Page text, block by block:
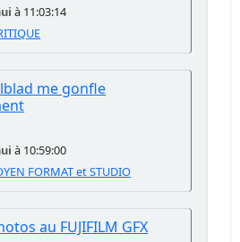
à 11:03:14
me gonfle
à 10:59:00
FORMAT et STUDIO
au FUJIFILM GFX